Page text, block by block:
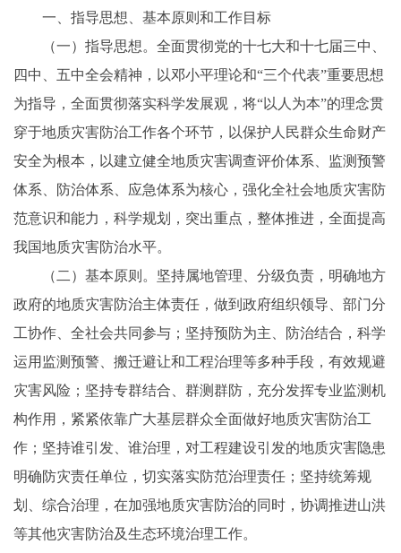
一、指导思想、基本原则和工作目标
（一）指导思想。全面贯彻党的十七大和十七届三中、
四中、五中全会精神，以邓小平理论和“三个代表”重要思想
为指导，全面贯彻落实科学发展观，将“以人为本”的理念贯
穿于地质灾害防治工作各个环节，以保护人民群众生命财产
安全为根本，以建立健全地质灾害调查评价体系、监测预警
体系、防治体系、应急体系为核心，强化全社会地质灾害防
范意识和能力，科学规划，突出重点，整体推进，全面提高
我国地质灾害防治水平。
（二）基本原则。坚持属地管理、分级负责，明确地方
政府的地质灾害防治主体责任，做到政府组织领导、部门分
工协作、全社会共同参与；坚持预防为主、防治结合，科学
运用监测预警、搬迁避让和工程治理等多种手段，有效规避
灾害风险；坚持专群结合、群测群防，充分发挥专业监测机
构作用，紧紧依靠广大基层群众全面做好地质灾害防治工
作；坚持谁引发、谁治理，对工程建设引发的地质灾害隐患
明确防灾责任单位，切实落实防范治理责任；坚持统筹规
划、综合治理，在加强地质灾害防治的同时，协调推进山洪
等其他灾害防治及生态环境治理工作。